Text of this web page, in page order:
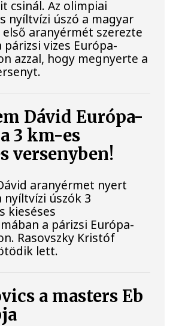
csinál. Az olimpiai
nyíltvízi úszó a magyar
aranyérmét szerezte
vizes Európa-
azzal, hogy megnyerte a
Dávid Európa-
3 km-es
versenyben!
aranyérmet nyert
nyíltvízi úszók 3
kieséses
a párizsi Európa-
Rasovszky Kristóf
lett.
a masters Eb